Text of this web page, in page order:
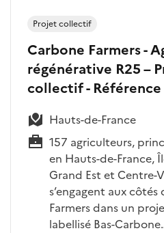
Carbone Farmers -
régénérative R25 –
collectif - Référence
Hauts-de-France
157 agriculteurs,
en Hauts-de-France,
Grand Est et Centre-
s’engagent aux
Farmers dans un
labellisé Bas-
Projet collectif